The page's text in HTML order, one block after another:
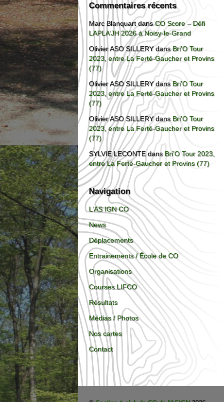
Commentaires récents
Marc BlanquartdansCO Score – Défi
LAPLA’JH 2026 à Noisy-le-Grand
Olivier ASO SILLERYdansBri’O Tour
2023, entre La Ferté-Gaucher et Provins
(77)
Olivier ASO SILLERYdans Bri’O Tour
2023, entre La Ferté-Gaucher et Provins
(77)
Olivier ASO SILLERYdans Bri’O Tour
2023, entre La Ferté-Gaucher et Provins
(77)
SYLVIE LECONTEdans Bri’O Tour 2023,
entre La Ferté-Gaucher et Provins (77)
Navigation
L’AS IGN CO
News
Déplacements
Entrainements / École de CO
Organisations
Courses LIFCO
Résultats
Médias / Photos
Nos cartes
Contact